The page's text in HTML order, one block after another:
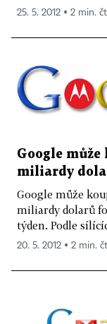
25. 5. 2012 ▪ 2 min.
Google
miliardy
Google může
miliardy dolarů
týden. Podle
20. 5. 2012 ▪ 2 min.